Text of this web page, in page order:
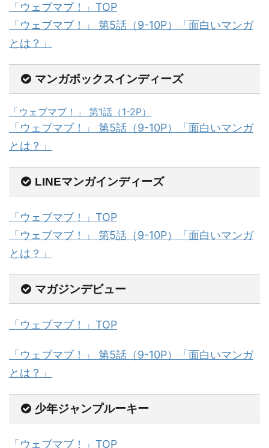
「ウェブマブ！」TOP
「ウェブマブ！」 第5話（9-10P）「面白いマンガ
とは？」
マンガボックスインディーズ
「ウェブマブ！」 第1話（1-2P）
「ウェブマブ！」 第5話（9-10P）「面白いマンガ
とは？」
LINEマンガインディーズ
「ウェブマブ！」TOP
「ウェブマブ！」 第5話（9-10P）「面白いマンガ
とは？」
マガジンデビュー
「ウェブマブ！」TOP
「ウェブマブ！」 第5話（9-10P）「面白いマンガ
とは？」
少年ジャンプルーキー
「ウェブマブ！」TOP